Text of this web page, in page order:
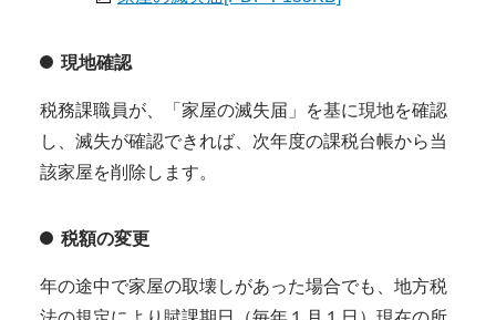
現地確認
税務課職員が、「家屋の滅失届」を基に現地を確認
し、滅失が確認できれば、次年度の課税台帳から当
該家屋を削除します。
税額の変更
年の途中で家屋の取壊しがあった場合でも、地方税